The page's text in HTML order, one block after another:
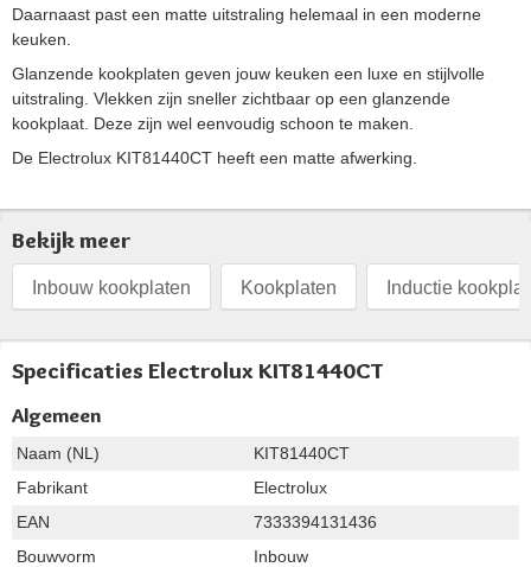
Daarnaast past een matte uitstraling helemaal in een moderne
keuken.
Glanzende kookplaten geven jouw keuken een luxe en stijlvolle
uitstraling. Vlekken zijn sneller zichtbaar op een glanzende
kookplaat. Deze zijn wel eenvoudig schoon te maken.
De Electrolux KIT81440CT heeft een matte afwerking.
Bekijk meer
Inbouw kookplaten Kookplaten Inductie
Specificaties Electrolux KIT81440CT
Algemeen
Naam (NL)
KIT81440CT
Fabrikant
Electrolux
EAN
7333394131436
Bouwvorm
Inbouw